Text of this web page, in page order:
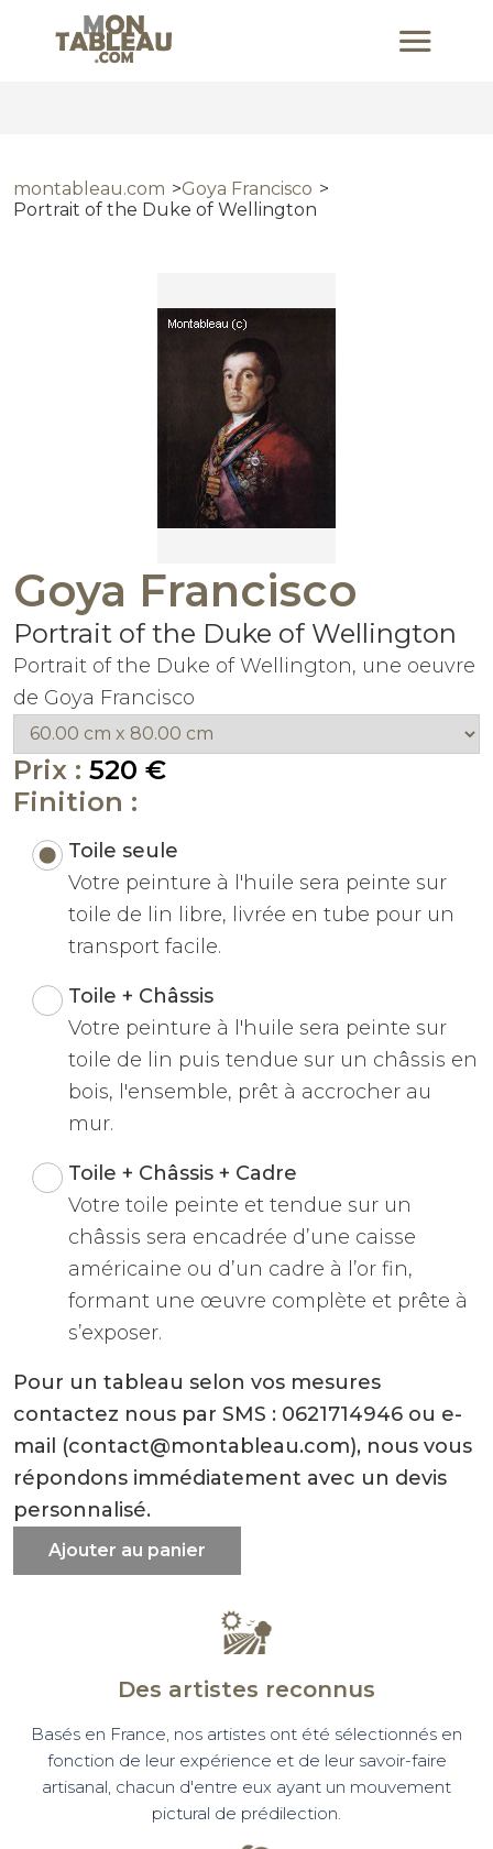
montableau.com
Goya Francisco
Portrait of the Duke of Wellington
Goya Francisco
Portrait of the Duke of Wellington
Portrait of the Duke of Wellington, une oeuvre
de Goya Francisco
Prix : 520 €
Finition :
Toile seule
Votre peinture à l'huile sera peinte sur
toile de lin libre, livrée en tube pour un
transport facile.
Toile + Châssis
Votre peinture à l'huile sera peinte sur
toile de lin puis tendue sur un châssis en
bois, l'ensemble, prêt à accrocher au
mur.
Toile + Châssis + Cadre
Votre toile peinte et tendue sur un
châssis sera encadrée d’une caisse
américaine ou d’un cadre à l’or fin,
formant une œuvre complète et prête à
s’exposer.
Pour un tableau selon vos mesures
contactez nous par SMS : 0621714946 ou e-
mail (contact@montableau.com), nous vous
répondons immédiatement avec un devis
personnalisé.
Ajouter au panier
Des artistes reconnus
Basés en France, nos artistes ont été sélectionnés en
fonction de leur expérience et de leur savoir-faire
artisanal, chacun d'entre eux ayant un mouvement
pictural de prédilection.